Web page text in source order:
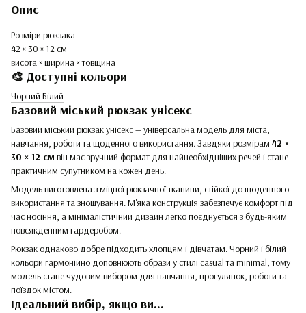
Опис
Розміри рюкзака
42 × 30 × 12 см
висота × ширина × товщина
🎨 Доступні кольори
Чорний Білий
Базовий міський рюкзак унісекс
Базовий міський рюкзак унісекс — універсальна модель для міста,
навчання, роботи та щоденного використання. Завдяки розмірам 42 ×
30 × 12 см він має зручний формат для найнеобхідніших речей і стане
практичним супутником на кожен день.
Модель виготовлена з міцної рюкзачної тканини, стійкої до щоденного
використання та зношування. М'яка конструкція забезпечує комфорт під
час носіння, а мінімалістичний дизайн легко поєднується з будь-яким
повсякденним гардеробом.
Рюкзак однаково добре підходить хлопцям і дівчатам. Чорний і білий
кольори гармонійно доповнюють образи у стилі casual та minimal, тому
модель стане чудовим вибором для навчання, прогулянок, роботи та
поїздок містом.
Ідеальний вибір, якщо ви...